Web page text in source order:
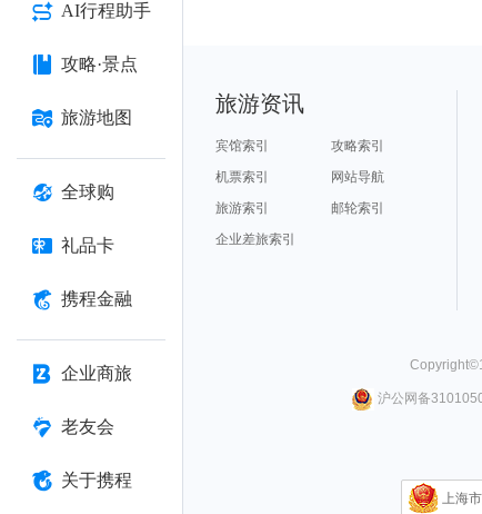
AI行程助手
攻略·景点
旅游地图
全球购
礼品卡
携程金融
企业商旅
老友会
关于携程
旅游资讯
宾馆索引
攻略索引
机票索引
网站导航
旅游索引
邮轮索引
企业差旅索引
Copyright©
沪公网备
上海